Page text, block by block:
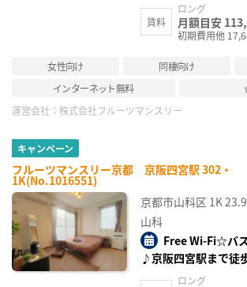
賃料
ロング
月額目安
初期費用他
女性向け 同棲向け
インターネット無料
運営会社： 株式会社フルーツマンスリー
キャンペーン
フルーツマンスリー京都 京阪四宮駅 302・
1K(No.1016551)
京都市山科区 1K
山科
Free Wi-Fi☆バ
♪京阪四宮駅まで徒
ロング